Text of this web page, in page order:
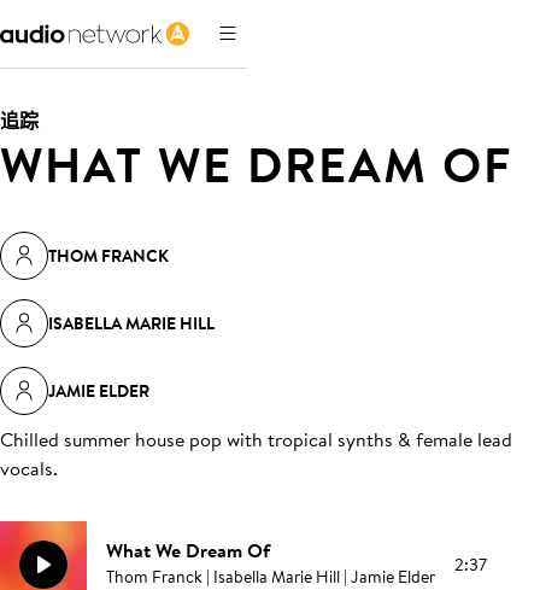
追踪
WHAT WE DREAM OF
THOM FRANCK
ISABELLA MARIE HILL
JAMIE ELDER
Chilled summer house pop with tropical synths & female lead
vocals.
What We Dream Of
Thom Franck | Isabella Marie Hill | Jamie Elder 2:37